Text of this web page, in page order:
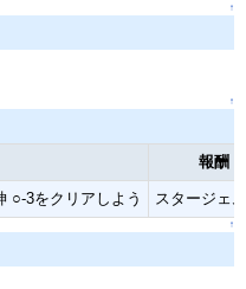
↑
↑
報酬
3をクリアしよう スタージェ
↑